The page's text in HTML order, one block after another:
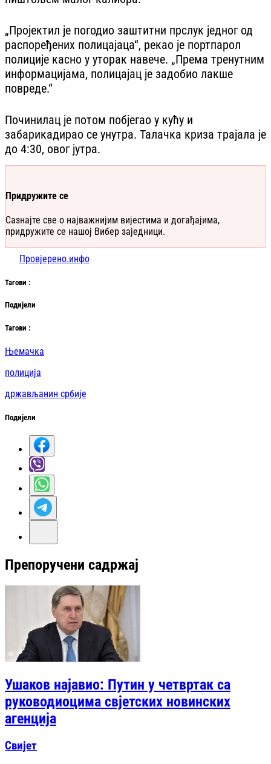
„Пројектил је погодио заштитни прслук једног од
распоређених полицајаца“, рекао је портпарол
полиције касно у уторак навече. „Према тренутним
информацијама, полицајац је задобио лакше
повреде.“
Починилац је потом побјегао у кућу и
забарикадирао се унутра. Талачка криза трајала је
до 4:30, овог јутра.
Придружите се
Сазнајте све о најважнијим вијестима и догађајима,
придружите се нашој Вибер заједници.
Провјерено.инфо
Тагови :
Подијели
Тагови :
Њемачка
полиција
држављанин србије
Подијели
Препоручени садржај
Ушаков најавио: Путин у четвртак са
руководиоцима свјетских новинских
агенција
Свијет